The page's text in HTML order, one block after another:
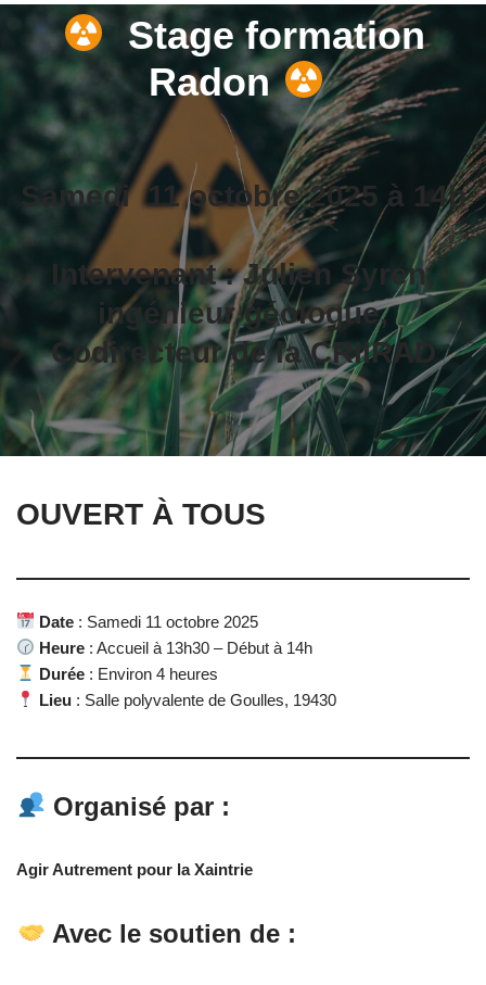
Stage formation
Radon
Samedi 11 octobre 2025 à 14h
Intervenant :Julien Syren,
ingénieur géologue,
Codirecteur de la CRIIRAD
OUVERT À TOUS
Date : Samedi 11 octobre 2025
Heure : Accueil à 13h30 – Début à 14h
Durée : Environ 4 heures
Lieu : Salle polyvalente de Goulles, 19430
Organisé par :
Agir Autrement pour la Xaintrie
Avec le soutien de :